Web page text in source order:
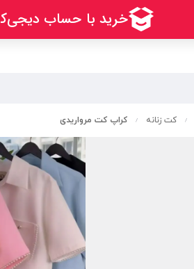
/ کت زنانه / کراپ کت مرواریدی